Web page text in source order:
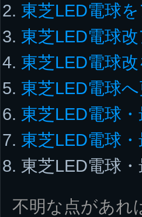
東芝LED電球
東芝LED電球
東芝LED電球
東芝LED電球
東芝LED電球・
東芝LED電球
東芝LED電球
不明な点があれ